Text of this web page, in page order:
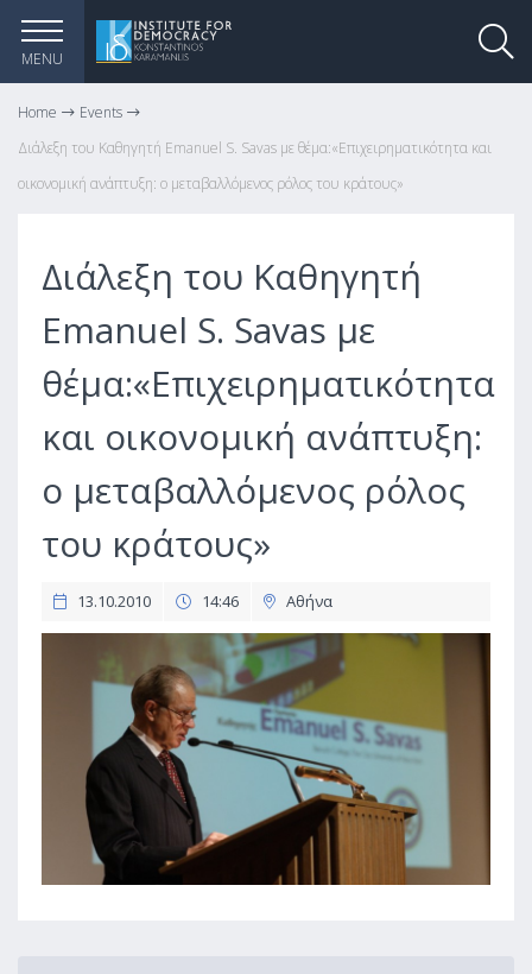
MENU
Home
Events
Διάλεξη του Καθηγητή Emanuel S. Savas με θέμα:«Επιχειρηματικότητα και
οικονομική ανάπτυξη: ο μεταβαλλόμενος ρόλος του κράτους»
Διάλεξη του Καθηγητή
Emanuel S. Savas με
θέμα:«Επιχειρηματικότητα
και οικονομική ανάπτυξη:
ο μεταβαλλόμενος ρόλος
του κράτους»
13.10.2010 14:46 Αθήνα